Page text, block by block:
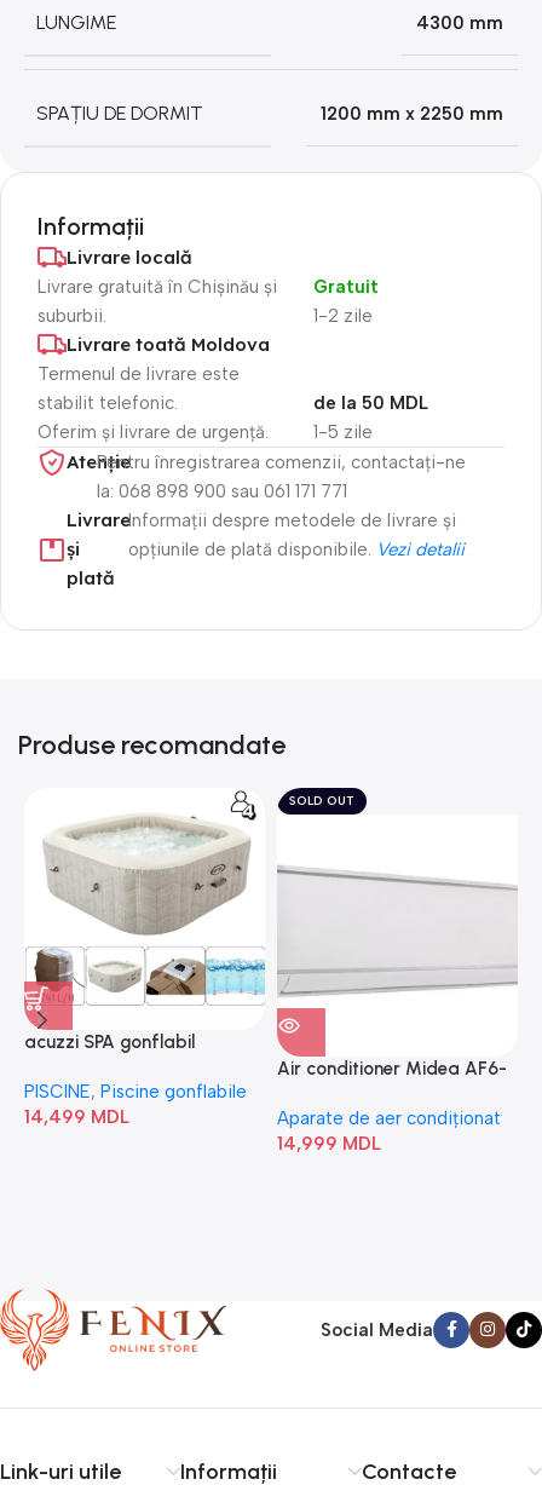
LUNGIME 4300 mm
SPAȚIU DE DORMIT 1200 mm x 2250 mm
Informații
Livrare locală
Livrare gratuită în Chișinău și
suburbii.
1-2 zile
Gratuit
Livrare toată Moldova
Termenul de livrare este
stabilit telefonic.
Oferim și livrare de urgență.
1-5 zile
de la 50 MDL
Atenție​Pentru înregistrarea comenzii, contactați-ne
la: 068 898 900 sau 061 171 771
Livrare
și
plată
Informații despre metodele de livrare și
opțiunile de plată disponibile. Vezi detalii
Produse recomandate
acuzzi SPA gonflabil
Bubble” 28446
PISCINE, Piscine gonflabile
14,499 MDL
SOLD OUT
Air conditioner Midea AF6-
Aparate de aer condiționat
14,999 MDL
Social Media
Link-uri utile Informații Contacte